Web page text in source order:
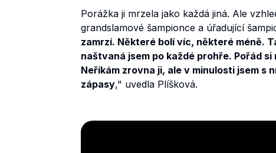
Porážka ji mrzela jako každá jiná. Ale
grandslamové šampionce a úřadující
zamrzí. Některé bolí víc, některé méně.
naštvaná jsem po každé prohře. Pořád
Neříkám zrovna ji, ale v minulosti jsem s
zápasy," uvedla Plíšková.